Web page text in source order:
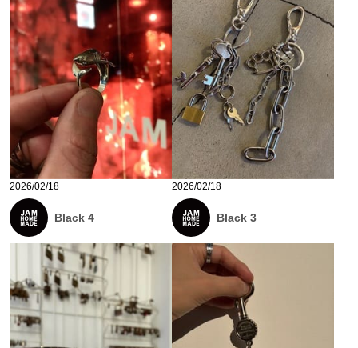
2026/02/18
Black 4
2026/02/18
Black 3